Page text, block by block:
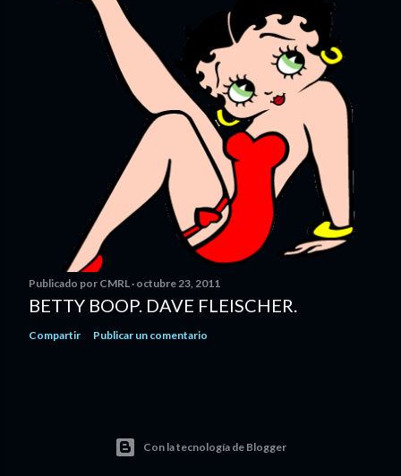
Publicado por CMRL octubre 23, 2011
BETTY BOOP. DAVE FLEISCHER.
Compartir Publicar un comentario
Con la tecnología de Blogger